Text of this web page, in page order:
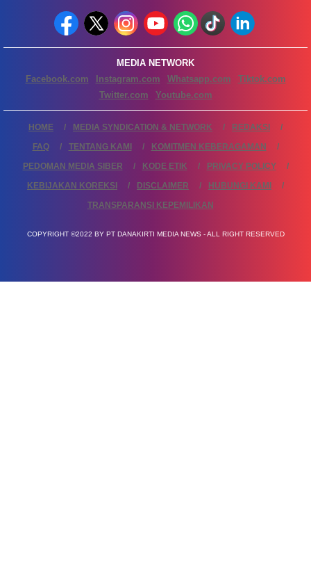
MEDIA NETWORK
Facebook.com
Instagram.com Whatsapp.com
Tiktok.com
Twitter.com
Youtube.com
HOME MEDIA SYNDICATION & NETWORK
REDAKSI
FAQ
TENTANG KAMI
KOMITMEN KEBERAGAMAN
PEDOMAN MEDIA SIBER
KODE ETIK
PRIVACY POLICY
KEBIJAKAN KOREKSI
DISCLAIMER
HUBUNGI KAMI
TRANSPARANSI KEPEMILIKAN
COPYRIGHT ©2022 BY PT DANAKIRTI MEDIA NEWS - ALL RIGHT RESERVED